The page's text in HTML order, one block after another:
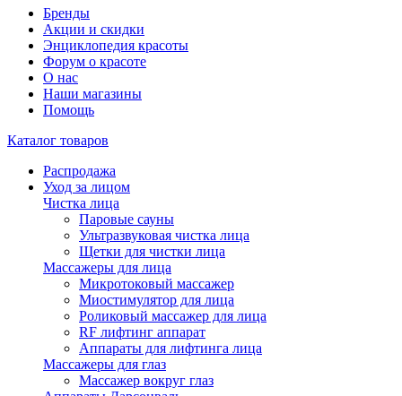
Бренды
Акции и скидки
Энциклопедия красоты
Форум о красоте
О нас
Наши магазины
Помощь
Каталог товаров
Распродажа
Уход за лицом
Чистка лица
Паровые сауны
Ультразвуковая чистка лица
Щетки для чистки лица
Массажеры для лица
Микротоковый массажер
Миостимулятор для лица
Роликовый массажер для лица
RF лифтинг аппарат
Аппараты для лифтинга лица
Массажеры для глаз
Массажер вокруг глаз